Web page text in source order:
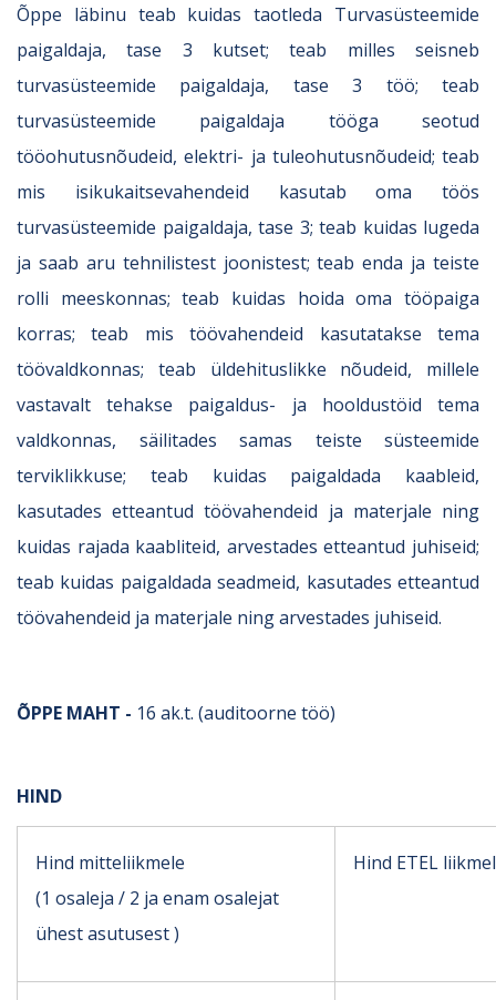
Õppe läbinu teab kuidas taotleda Turvasüsteemide
paigaldaja, tase 3 kutset; teab milles seisneb
turvasüsteemide paigaldaja, tase 3 töö; teab
turvasüsteemide paigaldaja tööga seotud
tööohutusnõudeid, elektri- ja tuleohutusnõudeid; teab
mis isikukaitsevahendeid kasutab oma töös
turvasüsteemide paigaldaja, tase 3; teab kuidas lugeda
ja saab aru tehnilistest joonistest; teab enda ja teiste
rolli meeskonnas; teab kuidas hoida oma tööpaiga
korras; teab mis töövahendeid kasutatakse tema
töövaldkonnas; teab üldehituslikke nõudeid, millele
vastavalt tehakse paigaldus- ja hooldustöid tema
valdkonnas, säilitades samas teiste süsteemide
terviklikkuse; teab kuidas paigaldada kaableid,
kasutades etteantud töövahendeid ja materjale ning
kuidas rajada kaabliteid, arvestades etteantud juhiseid;
teab kuidas paigaldada seadmeid, kasutades etteantud
töövahendeid ja materjale ning arvestades juhiseid.
ÕPPE MAHT - 16 ak.t. (auditoorne töö)
HIND
Hind mitteliikmele
(1 osaleja / 2 ja enam osalejat
ühest asutusest )
Hind ETEL